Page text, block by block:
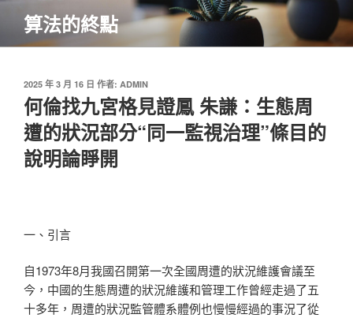
主
算法的終點
發
佈
於
2025 年 3 月 16 日 作者: ADMIN
何倫找九宮格見證鳳 朱謙：生態周
遭的狀況部分“同一監視治理”條目的
說明論睜開
一、引言
自1973年8月我國召開第一次全國周遭的狀況維護會議至
今，中國的生態周遭的狀況維護和管理工作曾經走過了五
十多年，周遭的狀況監管體系體例也慢慢經過的事況了從